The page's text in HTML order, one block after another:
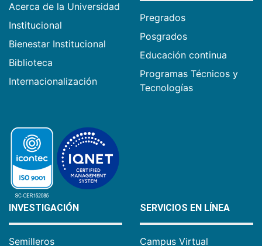
Acerca de la Universidad
Institucional
Bienestar Institucional
Biblioteca
Internacionalización
Pregrados
Posgrados
Educación continua
Programas Técnicos y
Tecnologías
INVESTIGACIÓN
Semilleros
SERVICIOS EN LÍNEA
Campus Virtual